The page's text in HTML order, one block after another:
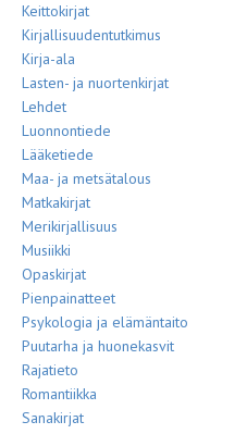
Keittokirjat
Kirjallisuudentutkimus
Kirja-ala
Lasten- ja nuortenkirjat
Lehdet
Luonnontiede
Lääketiede
Maa- ja metsätalous
Matkakirjat
Merikirjallisuus
Musiikki
Opaskirjat
Pienpainatteet
Psykologia ja elämäntaito
Puutarha ja huonekasvit
Rajatieto
Romantiikka
Sanakirjat